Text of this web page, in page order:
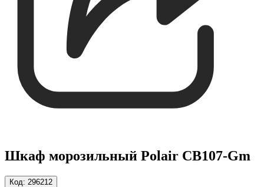
Шкаф морозильный Polair CB107-Gm
Код: 296212